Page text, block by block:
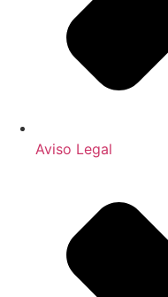
Aviso Legal